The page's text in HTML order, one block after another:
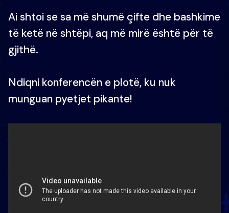
Ai shtoi se sa më shumë çifte dhe bashkime
të ketë në shtëpi, aq më mirë është për të
gjithë.
Ndiqni konferencën e plotë, ku nuk
munguan pyetjet pikante!